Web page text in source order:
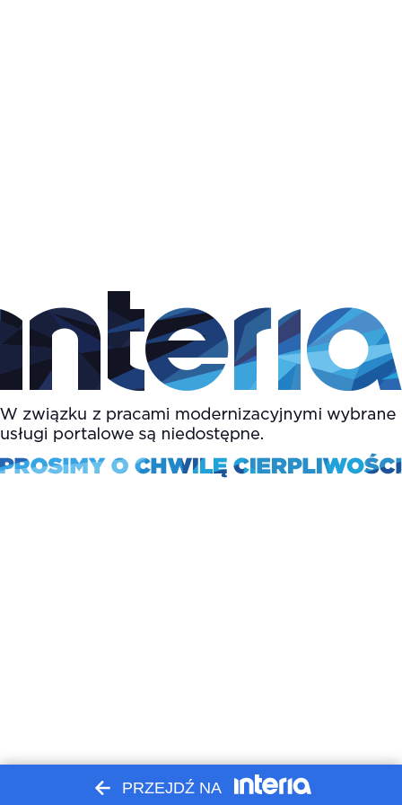
PRZEJDŹ NA